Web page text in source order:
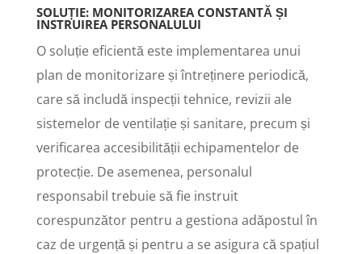
SOLUȚIE: MONITORIZAREA CONSTANTĂ ȘI
INSTRUIREA PERSONALULUI
O soluție eficientă este implementarea unui
plan de monitorizare și întreținere periodică,
care să includă inspecții tehnice, revizii ale
sistemelor de ventilație și sanitare, precum și
verificarea accesibilității echipamentelor de
protecție. De asemenea, personalul
responsabil trebuie să fie instruit
corespunzător pentru a gestiona adăpostul în
caz de urgență și pentru a se asigura că spațiul